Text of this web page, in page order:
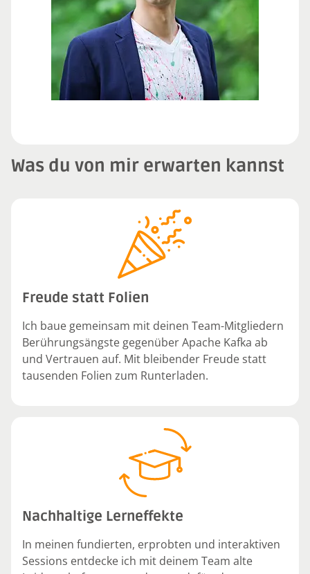
Was du von mir erwarten kannst
Freude statt Folien
Ich baue gemeinsam mit deinen Team-Mitgliedern
Berührungsängste gegenüber Apache Kafka ab
und Vertrauen auf. Mit bleibender Freude statt
tausenden Folien zum Runterladen.
Nachhaltige Lerneffekte
In meinen fundierten, erprobten und interaktiven
Sessions entdecke ich mit deinem Team alte